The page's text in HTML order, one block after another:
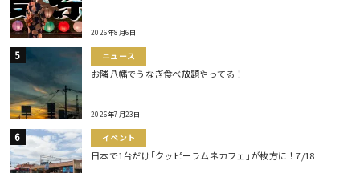
2026年8月6日
ニュース
お隣八幡でうなぎ食べ放題やってる！
2026年7月23日
イベント
日本で1台だけ｢クッピーラムネカフェ｣が枚方に！7/18